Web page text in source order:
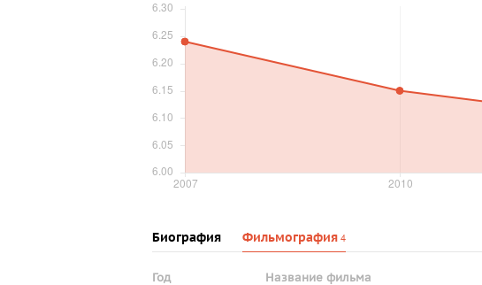
Биография Фильмография 4
Год Название фильма